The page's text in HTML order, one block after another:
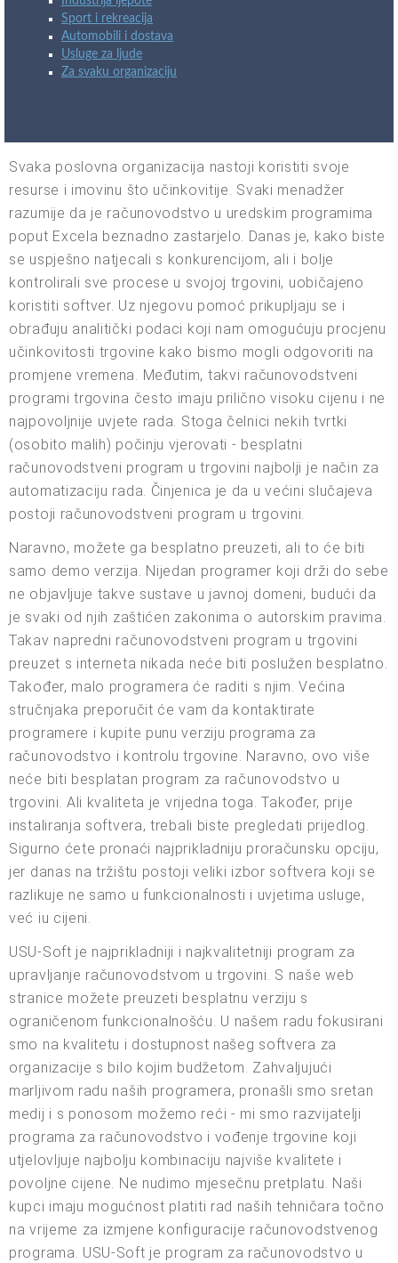
Sport i rekreacija
Automobili i dostava
Usluge za ljude
Za svaku organizaciju
Svaka poslovna organizacija nastoji koristiti svoje
resurse i imovinu što učinkovitije. Svaki menadžer
razumije da je računovodstvo u uredskim programima
poput Excela beznadno zastarjelo. Danas je, kako biste
se uspješno natjecali s konkurencijom, ali i bolje
kontrolirali sve procese u svojoj trgovini, uobičajeno
koristiti softver. Uz njegovu pomoć prikupljaju se i
obrađuju analitički podaci koji nam omogućuju procjenu
učinkovitosti trgovine kako bismo mogli odgovoriti na
promjene vremena. Međutim, takvi računovodstveni
programi trgovina često imaju prilično visoku cijenu i ne
najpovoljnije uvjete rada. Stoga čelnici nekih tvrtki
(osobito malih) počinju vjerovati - besplatni
računovodstveni program u trgovini najbolji je način za
automatizaciju rada. Činjenica je da u većini slučajeva
postoji računovodstveni program u trgovini.
Naravno, možete ga besplatno preuzeti, ali to će biti
samo demo verzija. Nijedan programer koji drži do sebe
ne objavljuje takve sustave u javnoj domeni, budući da
je svaki od njih zaštićen zakonima o autorskim pravima.
Takav napredni računovodstveni program u trgovini
preuzet s interneta nikada neće biti poslužen besplatno.
Također, malo programera će raditi s njim. Većina
stručnjaka preporučit će vam da kontaktirate
programere i kupite punu verziju programa za
računovodstvo i kontrolu trgovine. Naravno, ovo više
neće biti besplatan program za računovodstvo u
trgovini. Ali kvaliteta je vrijedna toga. Također, prije
instaliranja softvera, trebali biste pregledati prijedlog.
Sigurno ćete pronaći najprikladniju proračunsku opciju,
jer danas na tržištu postoji veliki izbor softvera koji se
razlikuje ne samo u funkcionalnosti i uvjetima usluge,
već iu cijeni.
USU-Soft je najprikladniji i najkvalitetniji program za
upravljanje računovodstvom u trgovini. S naše web
stranice možete preuzeti besplatnu verziju s
ograničenom funkcionalnošću. U našem radu fokusirani
smo na kvalitetu i dostupnost našeg softvera za
organizacije s bilo kojim budžetom. Zahvaljujući
marljivom radu naših programera, pronašli smo sretan
medij i s ponosom možemo reći - mi smo razvijatelji
programa za računovodstvo i vođenje trgovine koji
utjelovljuje najbolju kombinaciju najviše kvalitete i
povoljne cijene. Ne nudimo mjesečnu pretplatu. Naši
kupci imaju mogućnost platiti rad naših tehničara točno
na vrijeme za izmjene konfiguracije računovodstvenog
programa. USU-Soft je program za računovodstvo u